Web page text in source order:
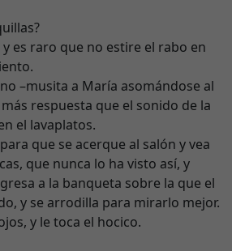
es raro que no estire el rabo en
–musita a María asomándose al
respuesta que el sonido de la
el lavaplatos.
que se acerque al salón y vea
que nunca lo ha visto así, y
a la banqueta sobre la que el
y se arrodilla para mirarlo mejor.
y le toca el hocico.